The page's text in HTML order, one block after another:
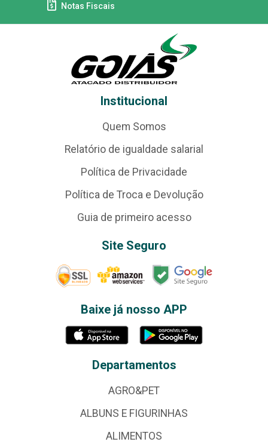
Notas Fiscais
Institucional
Quem Somos
Relatório de igualdade salarial
Política de Privacidade
Política de Troca e Devolução
Guia de primeiro acesso
Site Seguro
Baixe já nosso APP
Departamentos
AGRO&PET
ALBUNS E FIGURINHAS
ALIMENTOS